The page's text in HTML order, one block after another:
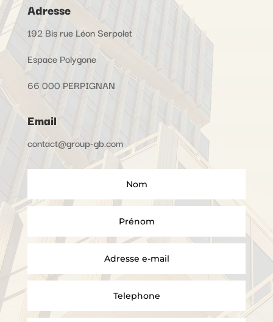
Adresse
192 Bis rue Léon Serpolet
Espace Polygone
66 000 PERPIGNAN
Email
contact@group-gb.com